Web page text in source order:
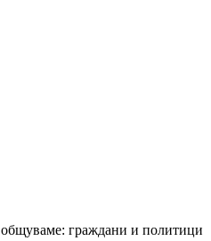
общуваме: граждани и политици